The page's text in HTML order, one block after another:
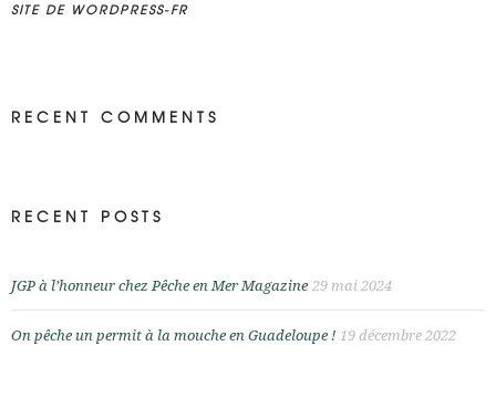
SITE DE WORDPRESS-FR
RECENT COMMENTS
RECENT POSTS
JGP à l’honneur chez Pêche en Mer Magazine 29 mai 2024
On pêche un permit à la mouche en Guadeloupe ! 19 décembre 2022